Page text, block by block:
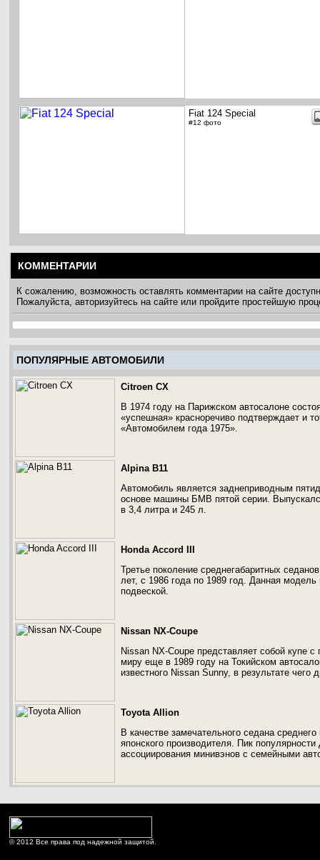
Fiat 124 Special
#12 фото
КОММЕНТАРИИ
К сожалению, возможность оставлять комментарии на сайте
Пожалуйста, авторизуйтесь на сайте или пройдите простейшую
ПОПУЛЯРНЫЕ АВТОМОБИЛИ
Citroen CX
В 1974 году на Парижском автосалоне
«успешная» красноречиво подтверждает и
«Автомобилем года 1975».
Alpina B11
Автомобиль является заднеприводным
основе машины БМВ пятой серии.
в 3,4 литра и 245 л.
Honda Accord III
Третье поколение среднегабаритных
лет, с 1986 года по 1989 год. Данная
подвеской.
Nissan NX-Coupe
Nissan NX-Coupe представляет собой купе
миру еще в 1989 году на Токийском
известного Nissan Sunny, в результате
Toyota Allion
В качестве замечательного седана
японского производителя. Пик
ассоциирования минивэнов с семейными
© 2012 Все права под надежной защитой.